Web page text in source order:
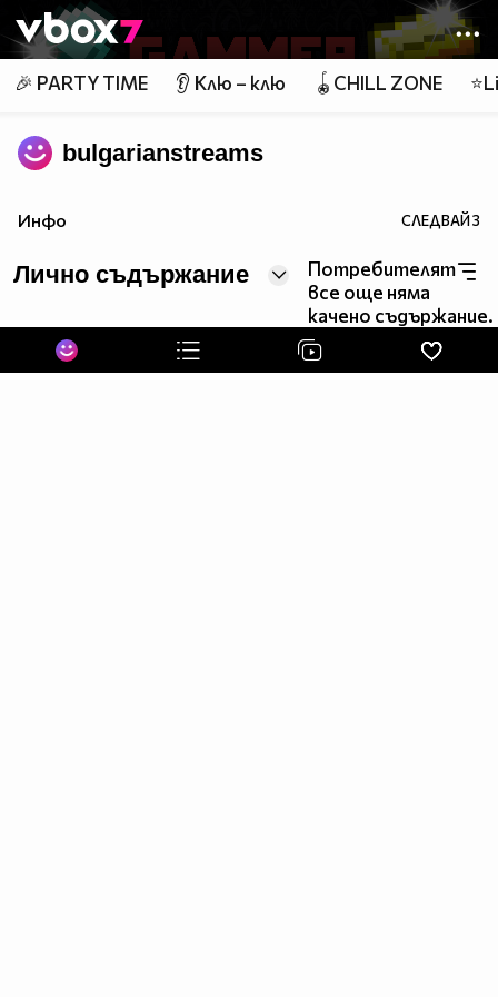
👾
🎉 PARTY TIME 👂 Клю – клю 🪀CHILL ZONE
bulgarianstreams
Инфо СЛЕДВАЙ3
Лично съдържание
Потребителят
все още няма
качено съдържание.